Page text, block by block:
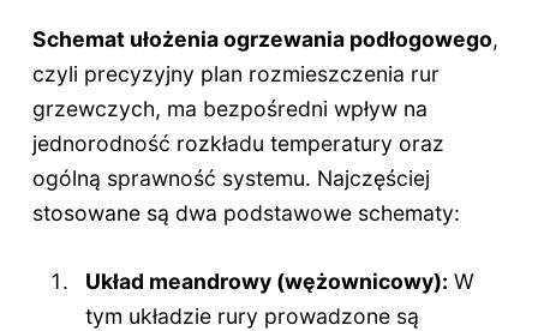
Schemat ułożenia ogrzewania podłogowego,
czyli precyzyjny plan rozmieszczenia rur
grzewczych, ma bezpośredni wpływ na
jednorodność rozkładu temperatury oraz
ogólną sprawność systemu. Najczęściej
stosowane są dwa podstawowe schematy:
Układ meandrowy (wężownicowy): W
tym układzie rury prowadzone są